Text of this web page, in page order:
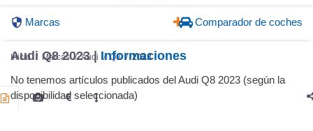
Marcas Comparador de coches
Inicio Marcas Audi Q8 2023
Audi Q8 2023 | Informaciones
No tenemos artículos publicados del Audi Q8 2023 (según la
disponibilidad seleccionada)